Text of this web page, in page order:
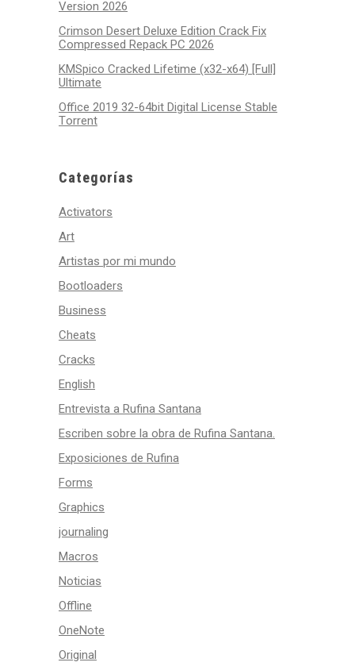
Version 2026
Crimson Desert Deluxe Edition Crack Fix
Compressed Repack PC 2026
KMSpico Cracked Lifetime (x32-x64) [Full]
Ultimate
Office 2019 32-64bit Digital License Stable
Tоrrеnt
Categorías
Activators
Art
Artistas por mi mundo
Bootloaders
Business
Cheats
Cracks
English
Entrevista a Rufina Santana
Escriben sobre la obra de Rufina Santana.
Exposiciones de Rufina
Forms
Graphics
journaling
Macros
Noticias
Offline
OneNote
Original